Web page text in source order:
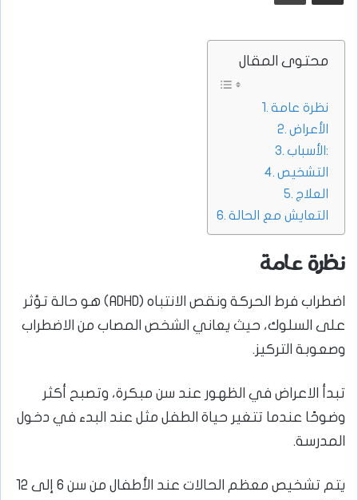
محتوى المقال
نظرة عامة
الأعراض
الأسباب:
التشخيص
العلاج
التعايش مع الحالة
نظرة عامة
اضطراب فرط الحركة ونقص الانتباه (ADHD) هو حالة تؤثر
على السلوك، حيث يعاني الشخص المصاب من الاضطراب
وصعوبة التركيز.
تبدأ الاعراض في الظهور عند سن مبكرة، وتصبح أكثر
وضوحًا عندما تتغير حياة الطفل مثل عند البدء في دخول
المدرسة.
يتم تشخيص معظم الحالات عند الأطفال من سن 6 إلى 12